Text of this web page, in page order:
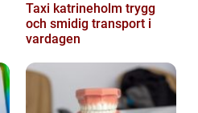
Taxi katrineholm trygg
och smidig transport i
vardagen